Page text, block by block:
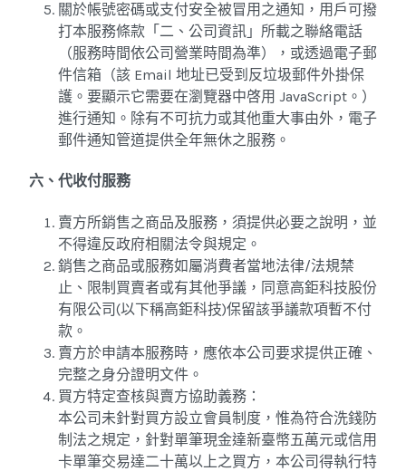
關於帳號密碼或支付安全被冒用之通知，用戶可撥
打本服務條款「二、公司資訊」所載之聯絡電話
（服務時間依公司營業時間為準），或透過電子郵
件信箱（該 Email 地址已受到反垃圾郵件外掛保
護。要顯示它需要在瀏覽器中啓用 JavaScript。 ）
進行通知。除有不可抗力或其他重大事由外，電子
郵件通知管道提供全年無休之服務。
六、代收付服務
賣方所銷售之商品及服務，須提供必要之說明，並
不得違反政府相關法令與規定。
銷售之商品或服務如屬消費者當地法律/法規禁
止、限制買賣者或有其他爭議，同意高鉅科技股份
有限公司(以下稱高鉅科技)保留該爭議款項暫不付
款。
賣方於申請本服務時，應依本公司要求提供正確、
完整之身分證明文件。
買方特定查核與賣方協助義務：
本公司未針對買方設立會員制度，惟為符合洗錢防
制法之規定，針對單筆現金達新臺幣五萬元或信用
卡單筆交易達二十萬以上之買方，本公司得執行特